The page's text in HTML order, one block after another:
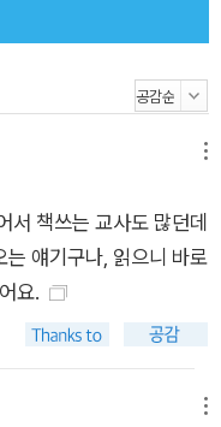
응을 생생하게 접할 수
소통하는 순간을 실시간
세계 “그렇게 책
길을 잃었을 때 덜 헤매
이 더 쉽게 그 길을 찾
섬세한 감정을 짚어내
이 훌륭한 도구다. 함께
각을 연결시키는 도구
리고 건네고 나누는 데
한 권이라도 누군가의
서 책쓰는 교사도 많던데
얘기구나, 읽으니 바로
요.